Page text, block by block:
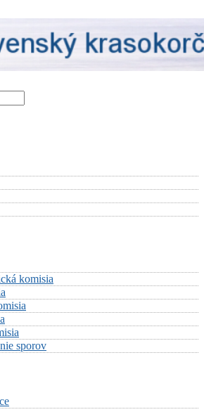
komisia
sporov